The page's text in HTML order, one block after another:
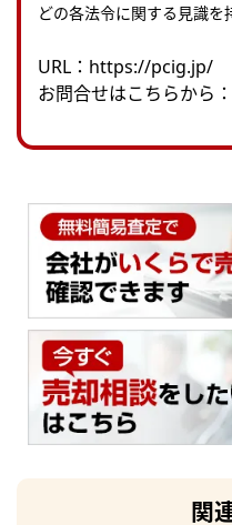
どの各法令に関する⾒識を
URL： https://pcig.jp/
お問合せはこちらから：
関